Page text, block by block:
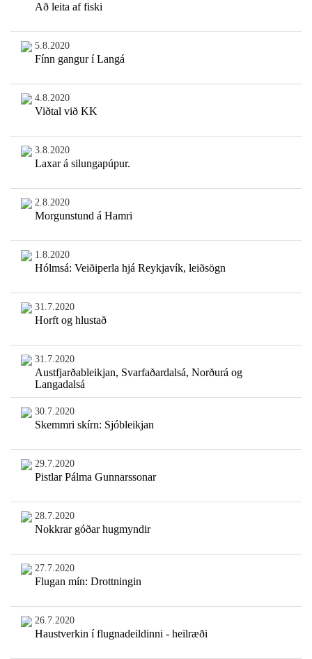
Að leita af fiski
5.8.2020
Fínn gangur í Langá
4.8.2020
Viðtal við KK
3.8.2020
Laxar á silungapúpur.
2.8.2020
Morgunstund á Hamri
1.8.2020
Hólmsá: Veiðiperla hjá Reykjavík, leiðsögn
31.7.2020
Horft og hlustað
31.7.2020
Austfjarðableikjan, Svarfaðardalsá, Norðurá og
Langadalsá
30.7.2020
Skemmri skírn: Sjóbleikjan
29.7.2020
Pistlar Pálma Gunnarssonar
28.7.2020
Nokkrar góðar hugmyndir
27.7.2020
Flugan mín: Drottningin
26.7.2020
Haustverkin í flugnadeildinni - heilræði